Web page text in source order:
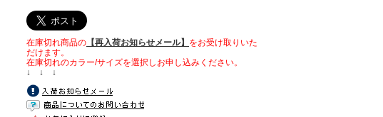
在庫切れ商品の 【再入荷お知らせメール】 をお受け取りいた
だけます。
在庫切れのカラー/サイズを選択しお申し込みください。
↓ ↓ ↓